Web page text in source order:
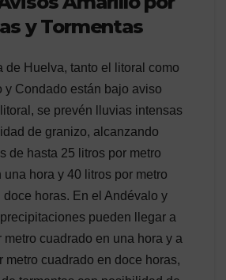
y Tormentas
de Huelva, tanto el litoral como
y Condado están bajo aviso
se prevén lluvias intensas
de granizo, alcanzando
de hasta 25 litros por metro
una hora y 40 litros por metro
doce horas. En el Andévalo y
pueden llegar a
metro cuadrado en una hora y a
metro cuadrado en doce horas,